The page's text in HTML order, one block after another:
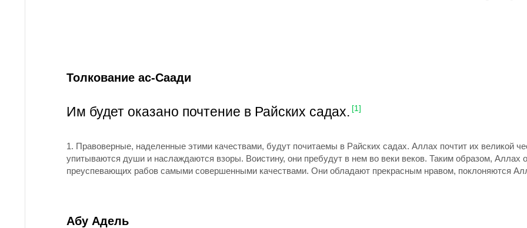
Толкование ас-Саади
Им будет оказано почтение в Райских садах. [1]
1. Правоверные, наделенные этими качествами, будут почитаемы в Райских садах. Аллах почтит их великой
упитываются души и наслаждаются взоры. Воистину, они пребудут в нем во веки веков. Таким образом, Аллах
преуспевающих рабов самыми совершенными качествами. Они обладают прекрасным нравом, поклоняются
Абу Адель